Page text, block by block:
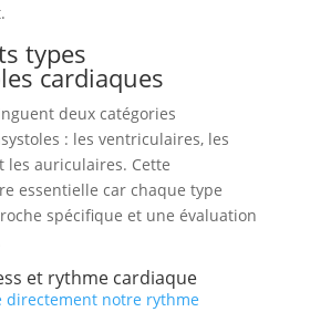
types
cardiaques
deux catégories
: les ventriculaires, les
les auriculaires. Cette
essentielle car chaque type
spécifique et une évaluation
et rythme cardiaque
directement notre rythme